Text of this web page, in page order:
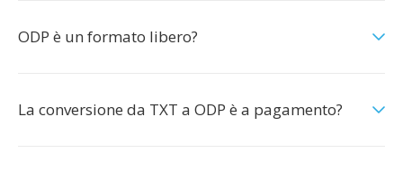
ODP è un formato libero?
La conversione da TXT a ODP è a pagamento?